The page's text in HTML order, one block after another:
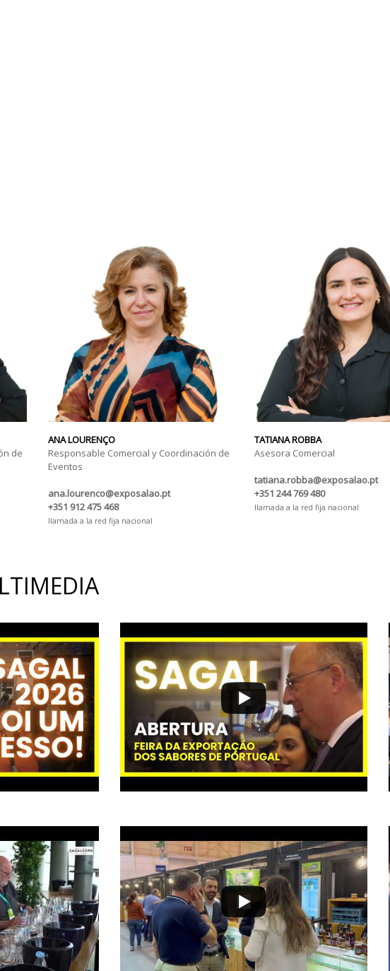
de
ANA LOURENÇO
Responsable Comercial y Coordinación de
Eventos
ana.lourenco@exposalao.pt
+351 912 475 468
llamada a la red fija nacional
TATIANA ROBBA
Asesora Comercial
tatiana.robba@exposalao.pt
+351 244 769 480
llamada a la red fija nacional